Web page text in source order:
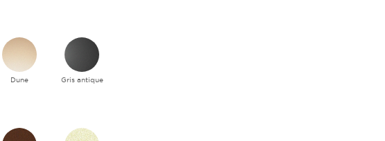
Dune Gris antique